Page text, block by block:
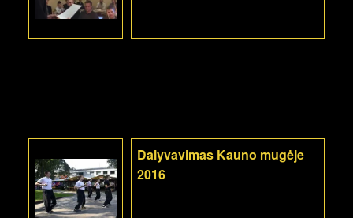
Dalyvavimas Kauno mugėje
2016